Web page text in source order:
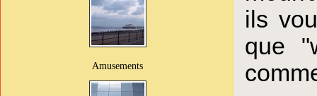
Amusements
ils
que